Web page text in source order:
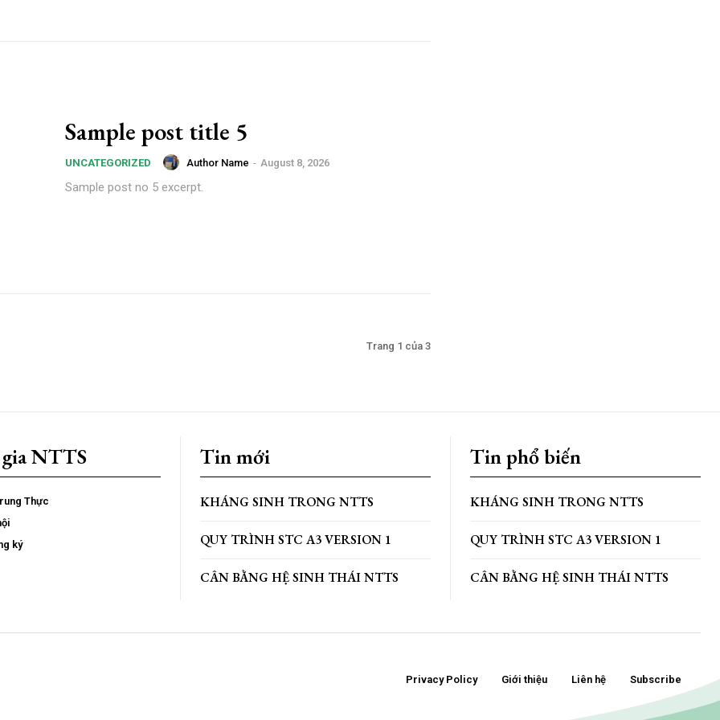
Sample post title 5
UNCATEGORIZED Author Name - August 8, 2026
Sample post no 5 excerpt.
Trang 1 của 3
NTTS
Thực
ký
Tin mới
KHÁNG SINH TRONG NTTS
QUY TRÌNH STC A3 VERSION 1
CÂN BẰNG HỆ SINH THÁI NTTS
Tin phổ biến
KHÁNG SINH TRONG NTTS
QUY TRÌNH STC A3 VERSION 1
CÂN BẰNG HỆ SINH THÁI NTTS
Privacy Policy Giới thiệu Liên hệ Subscribe